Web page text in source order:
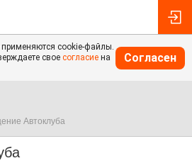
cookie-файлы.
свое согласие на
Согласен
Автоклуба